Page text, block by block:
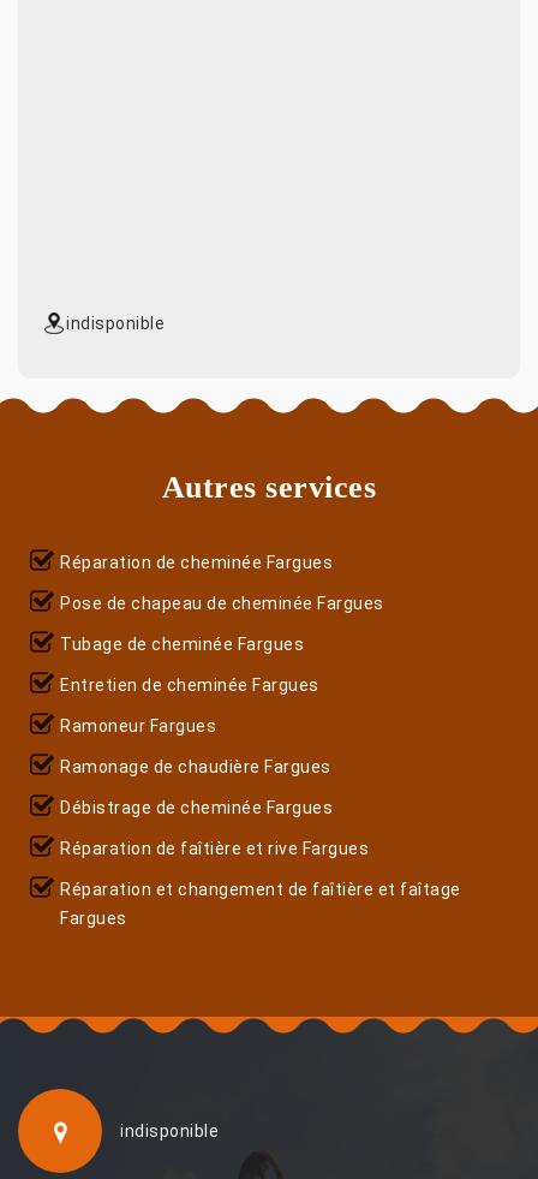
indisponible
Autres services
Réparation de cheminée Fargues
Pose de chapeau de cheminée Fargues
Tubage de cheminée Fargues
Entretien de cheminée Fargues
Ramoneur Fargues
Ramonage de chaudière Fargues
Débistrage de cheminée Fargues
Réparation de faîtière et rive Fargues
Réparation et changement de faîtière et faîtage
Fargues
indisponible